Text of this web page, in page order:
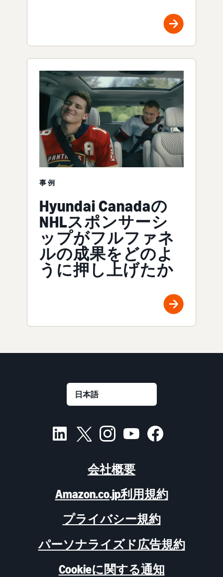
事例
Hyundai Canadaの
NHLスポンサーシ
ップがフルファネ
ルの成果をどのよ
うに押し上げたか
会社概要
Amazon.co.jp利用規約
プライバシー規約
パーソナライズド広告規約
Cookieに関する通知